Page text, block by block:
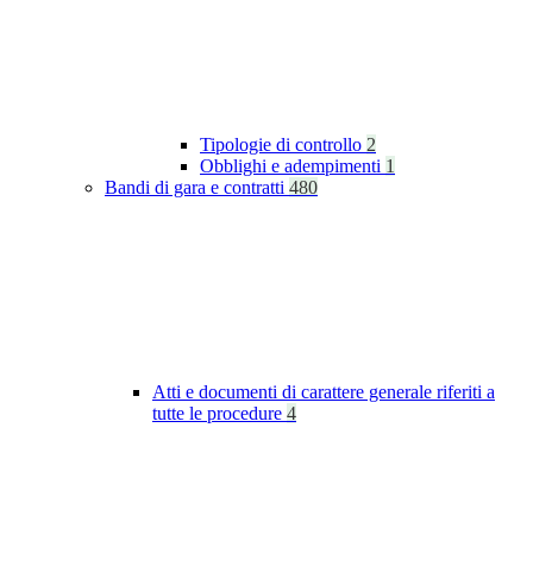
Tipologie di controllo 2
Obblighi e adempimenti 1
Bandi di gara e contratti 480
Atti e documenti di carattere generale riferiti a
tutte le procedure 4